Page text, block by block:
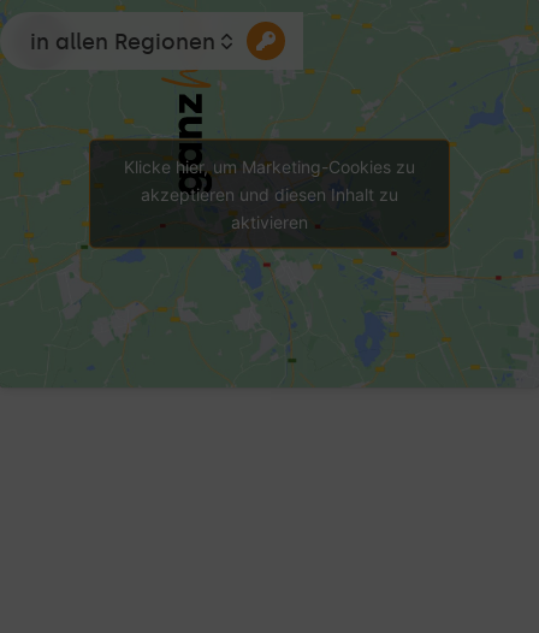
in allen Regionen
Klicke hier, um Marketing-Cookies zu
akzeptieren und diesen Inhalt zu
aktivieren